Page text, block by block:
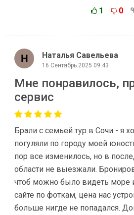
1 0
Наталья Савельева
16 Сентябрь 2025 09:43
Мне понравилось,
сервис
Брали с семьей тур в Сочи - я
погуляли по городу моей
пор все изменилось, но в
области не выезжали.
чтоб можно было видеть море
сайте по фоткам, цена нас
больше нигде не попадался.